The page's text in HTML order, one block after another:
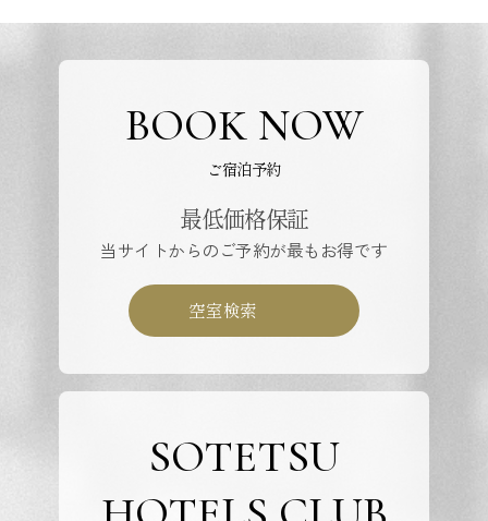
BOOK NOW
ご宿泊予約
最低価格保証
当サイトからのご予約が最もお得です
空室検索
SOTETSU